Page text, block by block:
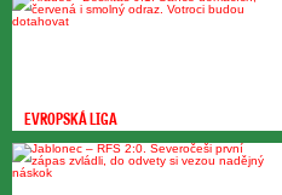
EVROPSKÁ LIGA